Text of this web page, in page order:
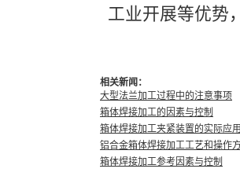
工业开展等优势
相关新闻：
大型法兰加工过程中的注意事项
箱体焊接加工的因素与控制
箱体焊接加工夹紧装置的实际应
铝合金箱体焊接加工工艺和操作
箱体焊接加工参考因素与控制